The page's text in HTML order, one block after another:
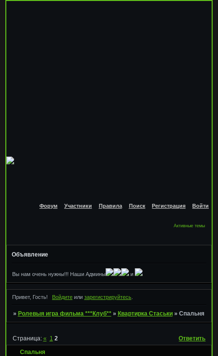
Форум Участники Правила Поиск Регистрация Войти
Активные темы
Объявление
Вы нам очень нужны!!! Наши Админы и
Привет, Гость! Войдитеили зарегистрируйтесь.
» Ролевыя игра фильма ***Клуб** » Квартирка Стаськи » Спальня
Спальня
Страница: « 1 2 Ответить